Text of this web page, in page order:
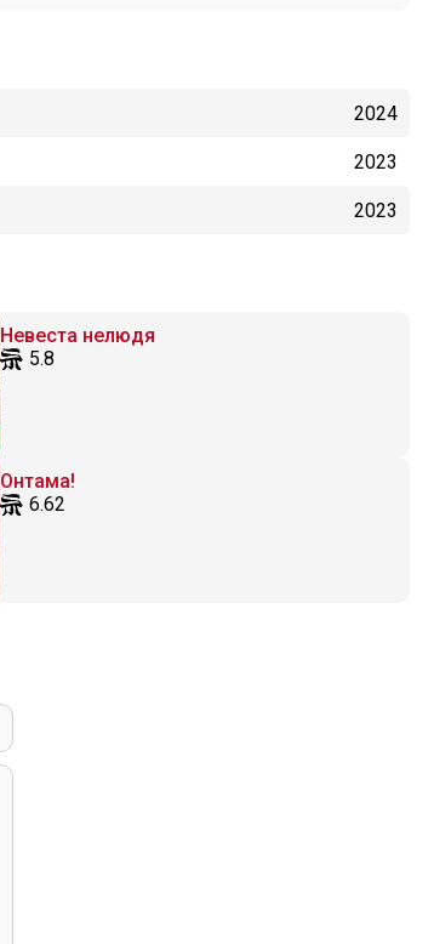
2024
2023
2023
Невеста нелюдя
5.8
Онтама!
6.62